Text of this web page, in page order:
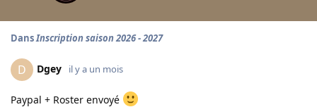
DansInscription saison 2026 - 2027
D Dgey il y a un mois
Paypal + Roster envoyé